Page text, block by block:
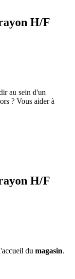
H/F
au sein d'un
? Vous aider à
H/F
du magasin.